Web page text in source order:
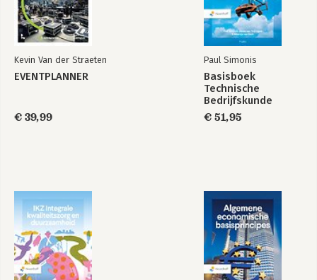
Kevin Van der Straeten
EVENTPLANNER
€ 39,99
Paul Simonis
Basisboek
Technische
Bedrijfskunde
€ 51,95